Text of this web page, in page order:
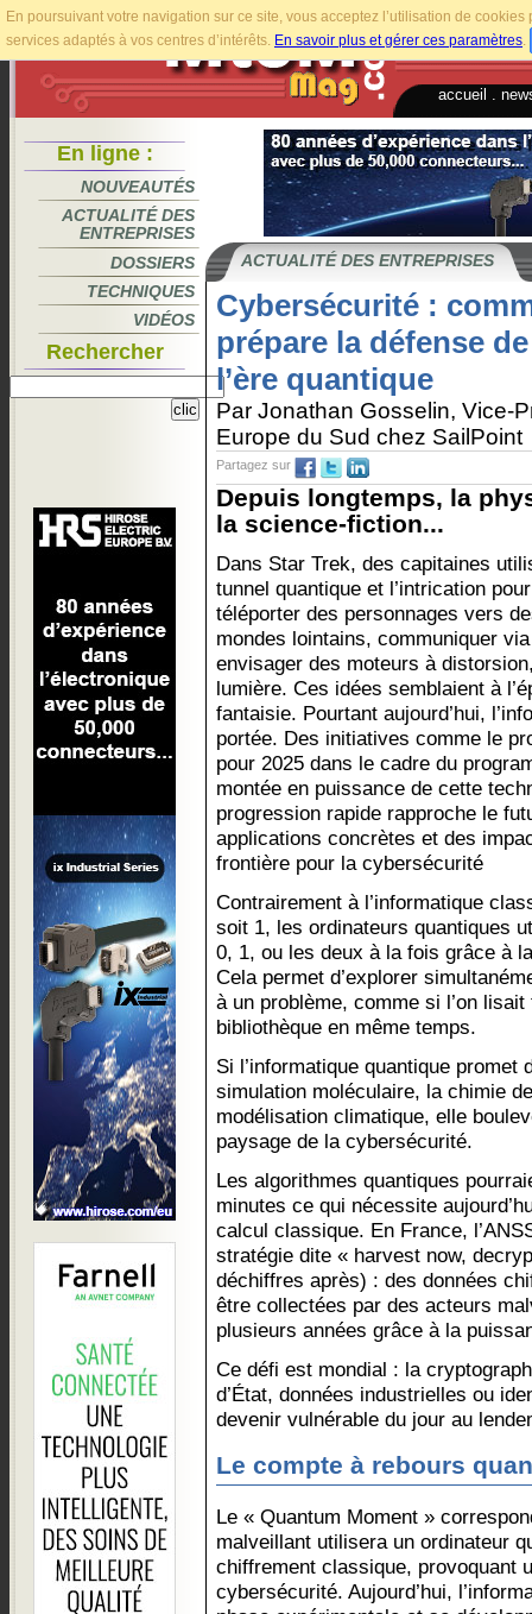
En poursuivant votre navigation sur ce site, vous acceptez l’utilisation de
services adaptés à vos centres d’intérêts. En savoir plus et gérer ces paramètres.
accueil
En ligne :
NOUVEAUTÉS
ACTUALITÉ DES
ENTREPRISES
DOSSIERS
TECHNIQUES
VIDÉOS
Rechercher
ACTUALITÉ DES ENTREPRISES
Cybersécurité :
prépare la défense
l’ère quantique
Par Jonathan Gosselin, Vice-
Europe du Sud chez SailPoint
Partagez sur
Depuis longtemps, la
la science-fiction...
Dans Star Trek, des capitaines
tunnel quantique et l’intrication pour
téléporter des personnages vers
mondes lointains, communiquer
envisager des moteurs à
lumière. Ces idées semblaient à
fantaisie. Pourtant aujourd’hui,
portée. Des initiatives comme le
pour 2025 dans le cadre du
montée en puissance de cette
progression rapide rapproche le
applications concrètes et des
frontière pour la cybersécurité
Contrairement à l’informatique
soit 1, les ordinateurs quantiques
0, 1, ou les deux à la fois grâce à
Cela permet d’explorer
à un problème, comme si l’on
bibliothèque en même temps.
Si l’informatique quantique
simulation moléculaire, la chimie
modélisation climatique, elle
paysage de la cybersécurité.
Les algorithmes quantiques
minutes ce qui nécessite
calcul classique. En France,
stratégie dite « harvest now,
déchiffres après) : des données
être collectées par des acteurs
plusieurs années grâce à la
Ce défi est mondial : la
d’État, données industrielles ou
devenir vulnérable du jour au
Le compte à rebours
Le « Quantum Moment »
malveillant utilisera un ordinateur
chiffrement classique, provoquant
cybersécurité. Aujourd’hui,